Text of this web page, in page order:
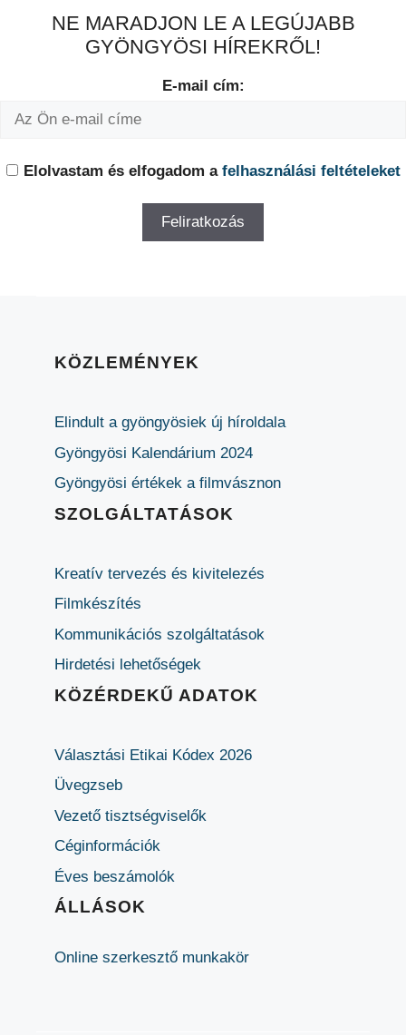
NE MARADJON LE A LEGÚJABB
GYÖNGYÖSI HÍREKRŐL!
E-mail cím:
Elolvastam és elfogadom a felhasználási feltételeket
KÖZLEMÉNYEK
Elindult a gyöngyösiek új híroldala
Gyöngyösi Kalendárium 2024
Gyöngyösi értékek a filmvásznon
SZOLGÁLTATÁSOK
Kreatív tervezés és kivitelezés
Filmkészítés
Kommunikációs szolgáltatások
Hirdetési lehetőségek
KÖZÉRDEKŰ ADATOK
Választási Etikai Kódex 2026
Üvegzseb
Vezető tisztségviselők
Céginformációk
Éves beszámolók
ÁLLÁSOK
Online szerkesztő munkakör